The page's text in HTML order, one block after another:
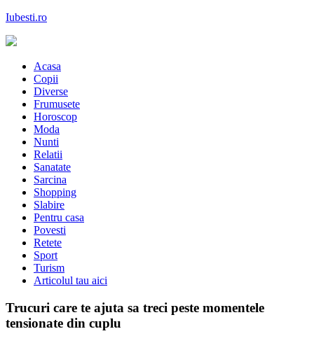
Skip
content
Iubesti.ro
astazi
Acasa
Copii
Diverse
Frumusete
Horoscop
Moda
Nunti
Relatii
Sanatate
Sarcina
Shopping
Slabire
Pentru casa
Povesti
Retete
Sport
Turism
Articolul tau aici
Trucuri care te ajuta sa treci peste momentele
tensionate din cuplu